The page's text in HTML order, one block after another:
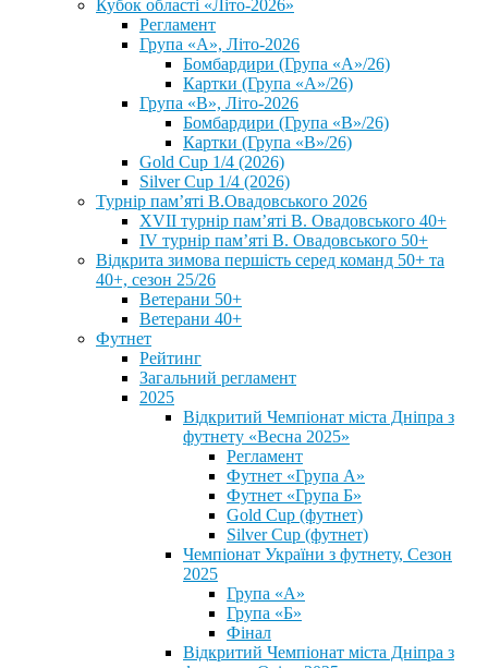
Кубок області «Літо-2026»
Регламент
Група «А», Літо-2026
Бомбардири (Група «А»/26)
Картки (Група «А»/26)
Група «В», Літо-2026
Бомбардири (Група «В»/26)
Картки (Група «В»/26)
Gold Cup 1/4 (2026)
Silver Cup 1/4 (2026)
Турнір пам’яті В.Овадовського 2026
XVII турнір пам’яті В. Овадовського 40+
IV турнір пам’яті В. Овадовського 50+
Відкрита зимова першість серед команд 50+ та
40+, сезон 25/26
Ветерани 50+
Ветерани 40+
Футнет
Рейтинг
Загальний регламент
2025
Відкритий Чемпіонат міста Дніпра з
футнету «Весна 2025»
Регламент
Футнет «Група А»
Футнет «Група Б»
Gold Cup (футнет)
Silver Cup (футнет)
Чемпіонат України з футнету, Сезон
2025
Група «А»
Група «Б»
Фінал
Відкритий Чемпіонат міста Дніпра з